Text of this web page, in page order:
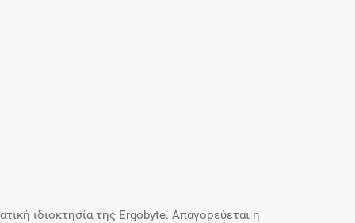
ιδιοκτησία της Ergobyte. Απαγορεύεται η